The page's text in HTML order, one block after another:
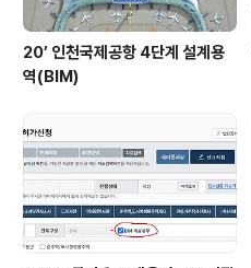
20’ 인천국제공항 4단계 설계용
역(BIM)